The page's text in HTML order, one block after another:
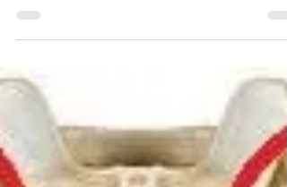
manuele behandeling. Vaak hoor je dat je